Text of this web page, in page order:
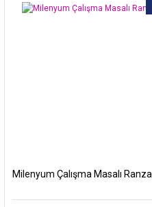
Milenyum Çalışma Masalı Ranza